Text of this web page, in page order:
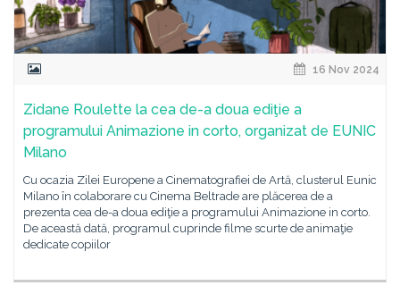
16 Nov 2024
Zidane Roulette la cea de-a doua ediţie a
programului Animazione in corto, organizat de EUNIC
Milano
Cu ocazia Zilei Europene a Cinematografiei de Artă, clusterul Eunic
Milano în colaborare cu Cinema Beltrade are plăcerea de a
prezenta cea de-a doua ediţie a programului Animazione in corto.
De această dată, programul cuprinde filme scurte de animaţie
dedicate copiilor